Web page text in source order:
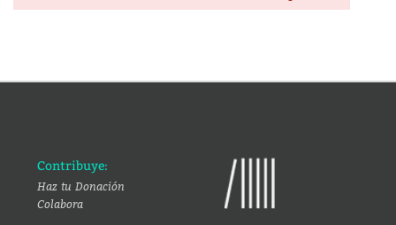
Contribuye:
Haz tu Donación
Colabora